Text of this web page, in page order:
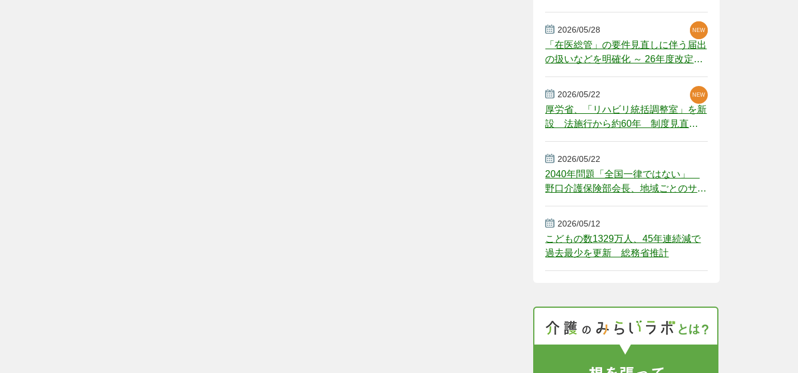
2026/05/28
「在医総管」の要件見直しに伴う届出
の扱いなどを明確化 ～ 26年度改定疑
NEW
NEW
2026/05/22
厚労省、「リハビリ統括調整室」を新
設 法施行から約60年 制度見直し
NEW
2026/05/22
2040年問題「全国一律ではない」
野口介護保険部会長、地域ごとのサー
2026/05/12
こどもの数1329万人、45年連続減で
過去最少を更新 総務省推計